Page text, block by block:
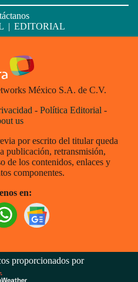
| EDITORIAL
México S.A. de C.V.
- Política Editorial -
us
por escrito del titular queda
publicación, retransmisión,
de los contenidos, enlaces y
componentes.
en:
proporcionados por